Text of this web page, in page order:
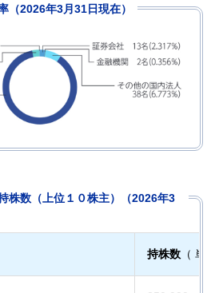
（2026年3月31日現在）
株数（上位１０株主）（2026年3
持株数 （ 単